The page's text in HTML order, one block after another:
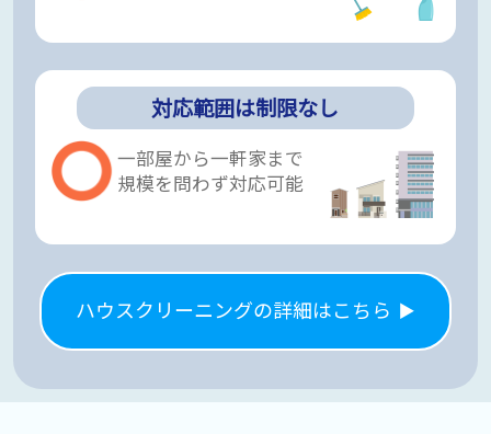
対応範囲は制限なし
一部屋から一軒家まで
規模を問わず対応可能
ハウスクリーニングの詳細はこちら